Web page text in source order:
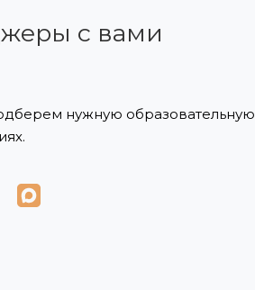
с вами
нужную образовательную